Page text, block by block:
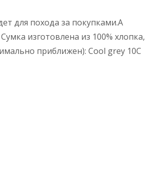
для похода за покупками.А
изготовлена из 100% хлопка,
приближен): Cool grey 10C